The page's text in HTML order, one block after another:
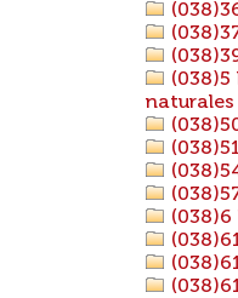
(038)5
naturales
(038)6